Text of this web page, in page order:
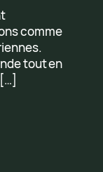
comme
tout en